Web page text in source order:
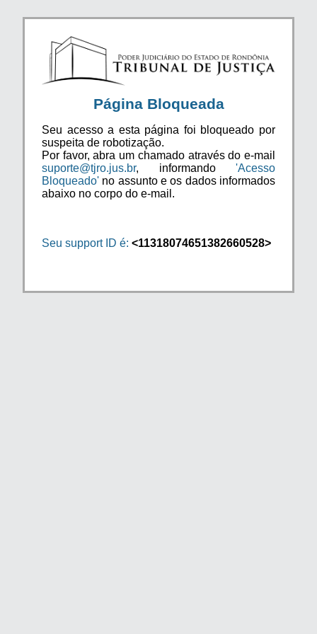
Página Bloqueada
Seu acesso a esta página foi bloqueado por
suspeita de robotização.
Por favor, abra um chamado através do e-mail
suporte@tjro.jus.br, informando 'Acesso
Bloqueado' no assunto e os dados informados
abaixo no corpo do e-mail.
Seu support ID é: <11318074651382660528>